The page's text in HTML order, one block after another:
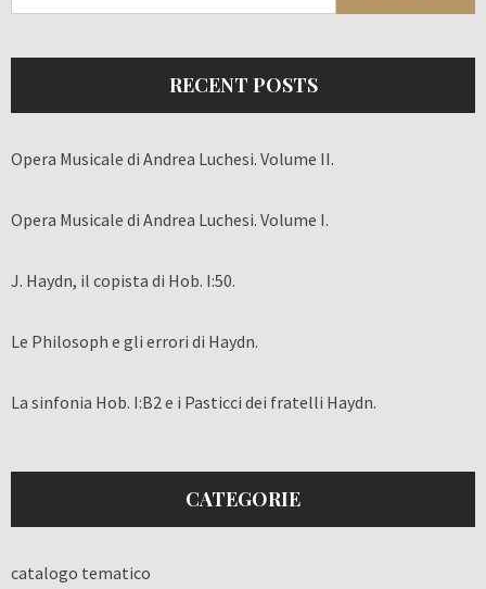
RECENT POSTS
Opera Musicale di Andrea Luchesi. Volume II.
Opera Musicale di Andrea Luchesi. Volume I.
J. Haydn, il copista di Hob. I:50.
Le Philosoph e gli errori di Haydn.
La sinfonia Hob. I:B2 e i Pasticci dei fratelli Haydn.
CATEGORIE
catalogo tematico